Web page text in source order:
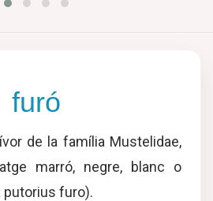
furó
de la família Mustelidae,
marró, negre, blanc o
furo).